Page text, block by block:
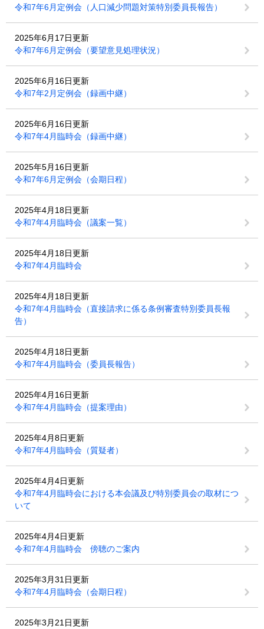
令和7年6月定例会（人口減少問題対策特別委員長報告）
2025年6月17日更新
令和7年6月定例会（要望意見処理状況）
2025年6月16日更新
令和7年2月定例会（録画中継）
2025年6月16日更新
令和7年4月臨時会（録画中継）
2025年5月16日更新
令和7年6月定例会（会期日程）
2025年4月18日更新
令和7年4月臨時会（議案一覧）
2025年4月18日更新
令和7年4月臨時会
2025年4月18日更新
令和7年4月臨時会（直接請求に係る条例審査特別委員長報
告）
2025年4月18日更新
令和7年4月臨時会（委員長報告）
2025年4月16日更新
令和7年4月臨時会（提案理由）
2025年4月8日更新
令和7年4月臨時会（質疑者）
2025年4月4日更新
令和7年4月臨時会における本会議及び特別委員会の取材につ
いて
2025年4月4日更新
令和7年4月臨時会 傍聴のご案内
2025年3月31日更新
令和7年4月臨時会（会期日程）
2025年3月21日更新